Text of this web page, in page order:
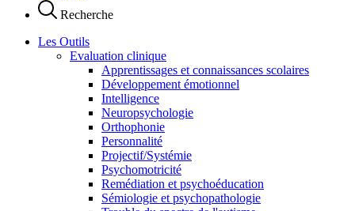
Recherche
Les Outils
Evaluation clinique
Apprentissages et connaissances scolaires
Développement émotionnel
Intelligence
Neuropsychologie
Orthophonie
Personnalité
Projectif/Systémie
Psychomotricité
Remédiation et psychoéducation
Sémiologie et psychopathologie